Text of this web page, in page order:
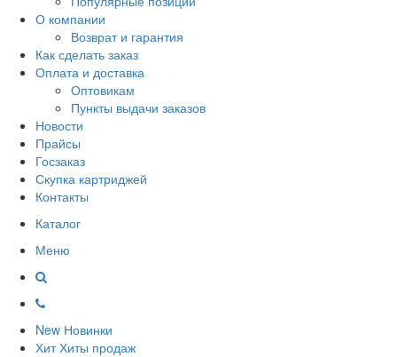
О компании
Возврат и гарантия
Как сделать заказ
Оплата и доставка
Оптовикам
Пункты выдачи заказов
Новости
Прайсы
Госзаказ
Скупка картриджей
Контакты
Каталог
Меню
New Новинки
Хит Хиты продаж